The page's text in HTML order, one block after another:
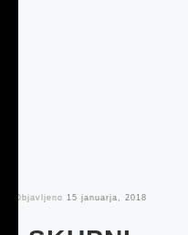
Objavljeno 15 januarja, 2018